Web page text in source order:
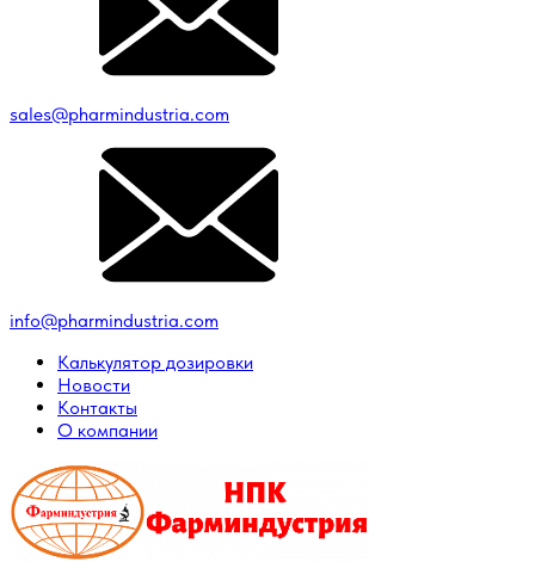
sales@pharmindustria.com
info@pharmindustria.com
Калькулятор дозировки
Новости
Контакты
О компании